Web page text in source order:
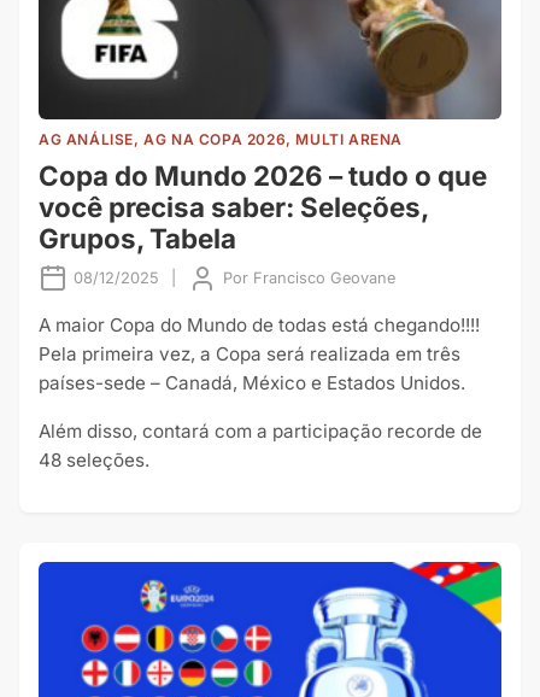
AG ANÁLISE, AG NA COPA 2026, MULTI ARENA
Copa do Mundo 2026 – tudo o que
você precisa saber: Seleções,
Grupos, Tabela
08/12/2025 Por Francisco Geovane
A maior Copa do Mundo de todas está chegando!!!!
Pela primeira vez, a Copa será realizada em três
países-sede – Canadá, México e Estados Unidos.
Além disso, contará com a participação recorde de
48 seleções.